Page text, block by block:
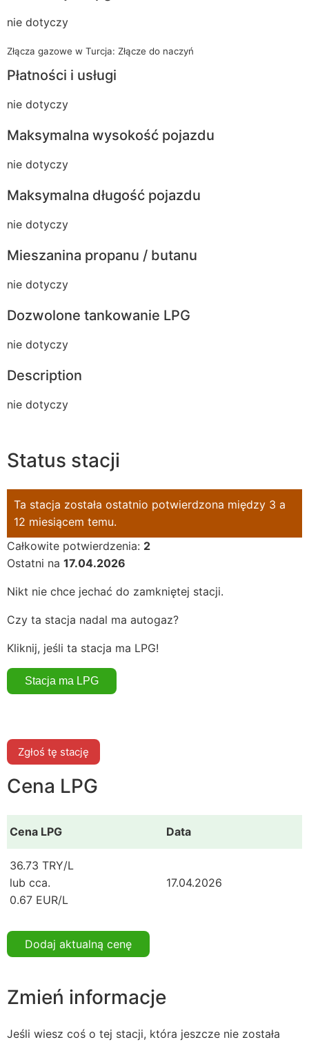
nie dotyczy
Złącza gazowe w Turcja: Złącze do naczyń
Płatności i usługi
nie dotyczy
Maksymalna wysokość pojazdu
nie dotyczy
Maksymalna długość pojazdu
nie dotyczy
Mieszanina propanu / butanu
nie dotyczy
Dozwolone tankowanie LPG
nie dotyczy
Description
nie dotyczy
Status stacji
Ta stacja została ostatnio potwierdzona między 3 a
12 miesiącem temu.
Całkowite potwierdzenia: 2
Ostatni na 17.04.2026
Nikt nie chce jechać do zamkniętej stacji.
Czy ta stacja nadal ma autogaz?
Kliknij, jeśli ta stacja ma LPG!
Zgłoś tę stację
Cena LPG
Cena LPG Data
36.73 TRY/L
lub cca.
0.67 EUR/L
17.04.2026
Dodaj aktualną cenę
Zmień informacje
Jeśli wiesz coś o tej stacji, która jeszcze nie została